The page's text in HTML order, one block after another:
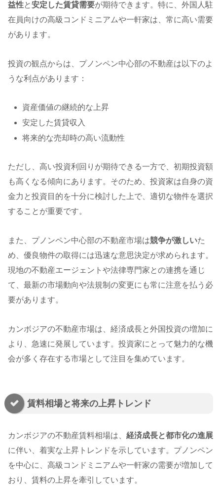
益性と安定した賃貸需要が期待できます。特に、外国人駐
在員向けの高級コンドミニアムや一軒家は、常に高い需要
があります。
投資の観点からは、プノンペン中心部の不動産は以下のよ
うな利点があります：
資産価値の継続的な上昇
安定した賃貸収入
将来的な売却時の高い流動性
ただし、高い投資利回りが期待できる一方で、初期投資額
も高くなる傾向にあります。そのため、投資家は自身の資
金力と投資目的を十分に検討した上で、適切な物件を選択
することが重要です。
また、プノンペン中心部の不動産市場は競争が激しいた
め、優良物件の取得には迅速な意思決定が求められます。
現地の不動産エージェントや法律専門家との連携を通じ
て、最新の市場動向や法規制の変更にも常に注意を払う必
要があります。
カンボジアの不動産市場は、経済成長と外国投資の増加に
より、急速に発展しています。投資家にとって魅力的な機
会が多く存在する市場として注目を集めています。
賃料相場と将来の上昇トレンド
カンボジアの不動産賃料相場は、 経済成長と都市化の進展
に伴い、着実な上昇トレンドを示しています。プノンペン
を中心に、高級コンドミニアムや一軒家の需要が増加して
おり、賃料の上昇を牽引しています。